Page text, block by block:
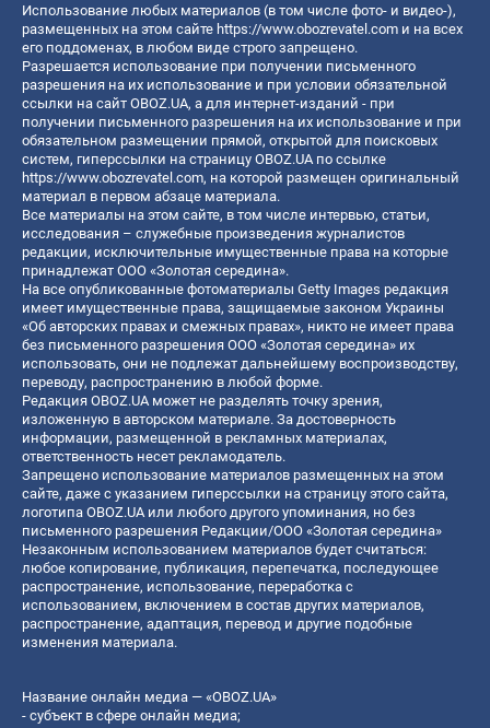
Использование любых материалов (в том числе фото- и видео-),
размещенных на этом сайте https://www.obozrevatel.com и на всех
его поддоменах, в любом виде строго запрещено.
Разрешается использование при получении письменного
разрешения на их использование и при условии обязательной
ссылки на сайт OBOZ.UA, а для интернет-изданий - при
получении письменного разрешения на их использование и при
обязательном размещении прямой, открытой для поисковых
систем, гиперссылки на страницу OBOZ.UA по ссылке
https://www.obozrevatel.com, на которой размещен оригинальный
материал в первом абзаце материала.
Все материалы на этом сайте, в том числе интервью, статьи,
исследования – служебные произведения журналистов
редакции, исключительные имущественные права на которые
принадлежат ООО «Золотая середина».
На все опубликованные фотоматериалы Getty Images редакция
имеет имущественные права, защищаемые законом Украины
«Об авторских правах и смежных правах», никто не имеет права
без письменного разрешения ООО «Золотая середина» их
использовать, они не подлежат дальнейшему воспроизводству,
переводу, распространению в любой форме.
Редакция OBOZ.UA может не разделять точку зрения,
изложенную в авторском материале. За достоверность
информации, размещенной в рекламных материалах,
ответственность несет рекламодатель.
Запрещено использование материалов размещенных на этом
сайте, даже с указанием гиперссылки на страницу этого сайта,
логотипа OBOZ.UA или любого другого упоминания, но без
письменного разрешения Редакции/ООО «Золотая середина»
Незаконным использованием материалов будет считаться:
любое копирование, публикация, перепечатка, последующее
распространение, использование, переработка с
использованием, включением в состав других материалов,
распространение, адаптация, перевод и другие подобные
изменения материала.
Название онлайн медиа — «OBOZ.UA»
- субъект в сфере онлайн медиа;